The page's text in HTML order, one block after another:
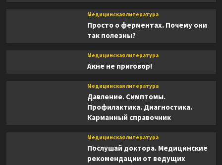
Медицинская литература
Просто о ферментах. Почему они
так полезны?
Медицинская литература
Акне не приговор!
Медицинская литература
Давление. Симптомы.
Профилактика. Диагностика.
Карманный справочник
Медицинская литература
Послушай доктора. Медицинские
рекомендации от ведущих